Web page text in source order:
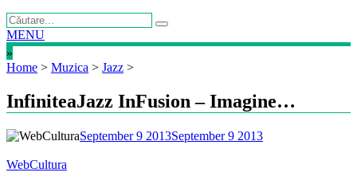
MENU
»
Home > Muzica > Jazz >
InfiniteaJazz InFusion – Imagine…
September 9 2013September 9 2013
WebCultura